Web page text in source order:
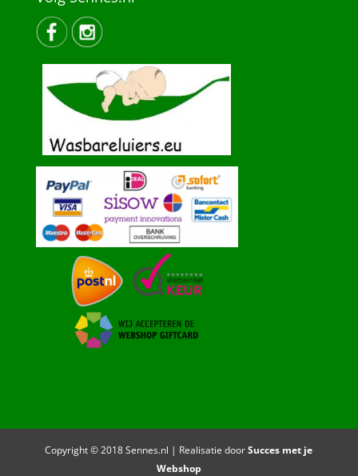
Copyright © 2018 Sennes.nl | Realisatie doorSucces met je
Webshop